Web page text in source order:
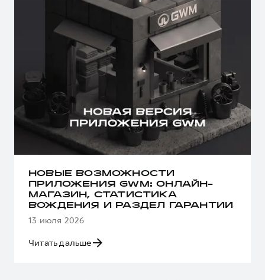
НОВЫЕ ВОЗМОЖНОСТИ
ПРИЛОЖЕНИЯ GWM: ОНЛАЙН-
МАГАЗИН, СТАТИСТИКА
ВОЖДЕНИЯ И РАЗДЕЛ ГАРАНТИИ
13 июля 2026
Читать дальше